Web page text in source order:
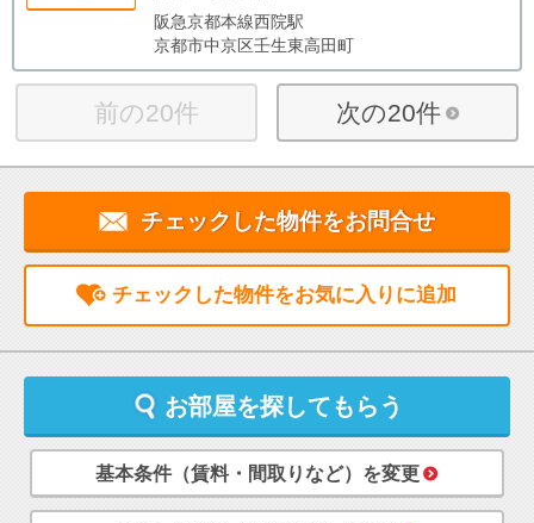
阪急京都本線西院駅
京都市中京区壬生東高田町
前の20件 次の20件
チェックした物件をお問合せ
チェックした物件をお気に入りに追加
お部屋を探してもらう
基本条件（賃料・間取りなど）を変更